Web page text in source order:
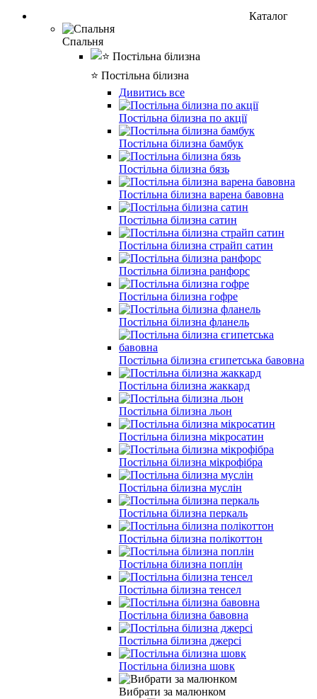
Каталог
Спальня
⭐ Постільна білизна
Дивитись все
Постільна білизна по акції
Постільна білизна бамбук
Постільна білизна бязь
Постільна білизна варена бавовна
Постільна білизна сатин
Постільна білизна страйп сатин
Постільна білизна ранфорс
Постільна білизна гофре
Постільна білизна фланель
Постільна білизна єгипетська бавовна
Постільна білизна жаккард
Постільна білизна льон
Постільна білизна мікросатин
Постільна білизна мікрофібра
Постільна білизна муслін
Постільна білизна перкаль
Постільна білизна полікоттон
Постільна білизна поплін
Постільна білизна тенсел
Постільна білизна бавовна
Постільна білизна джерсі
Постільна білизна шовк
Вибрати за малюнком